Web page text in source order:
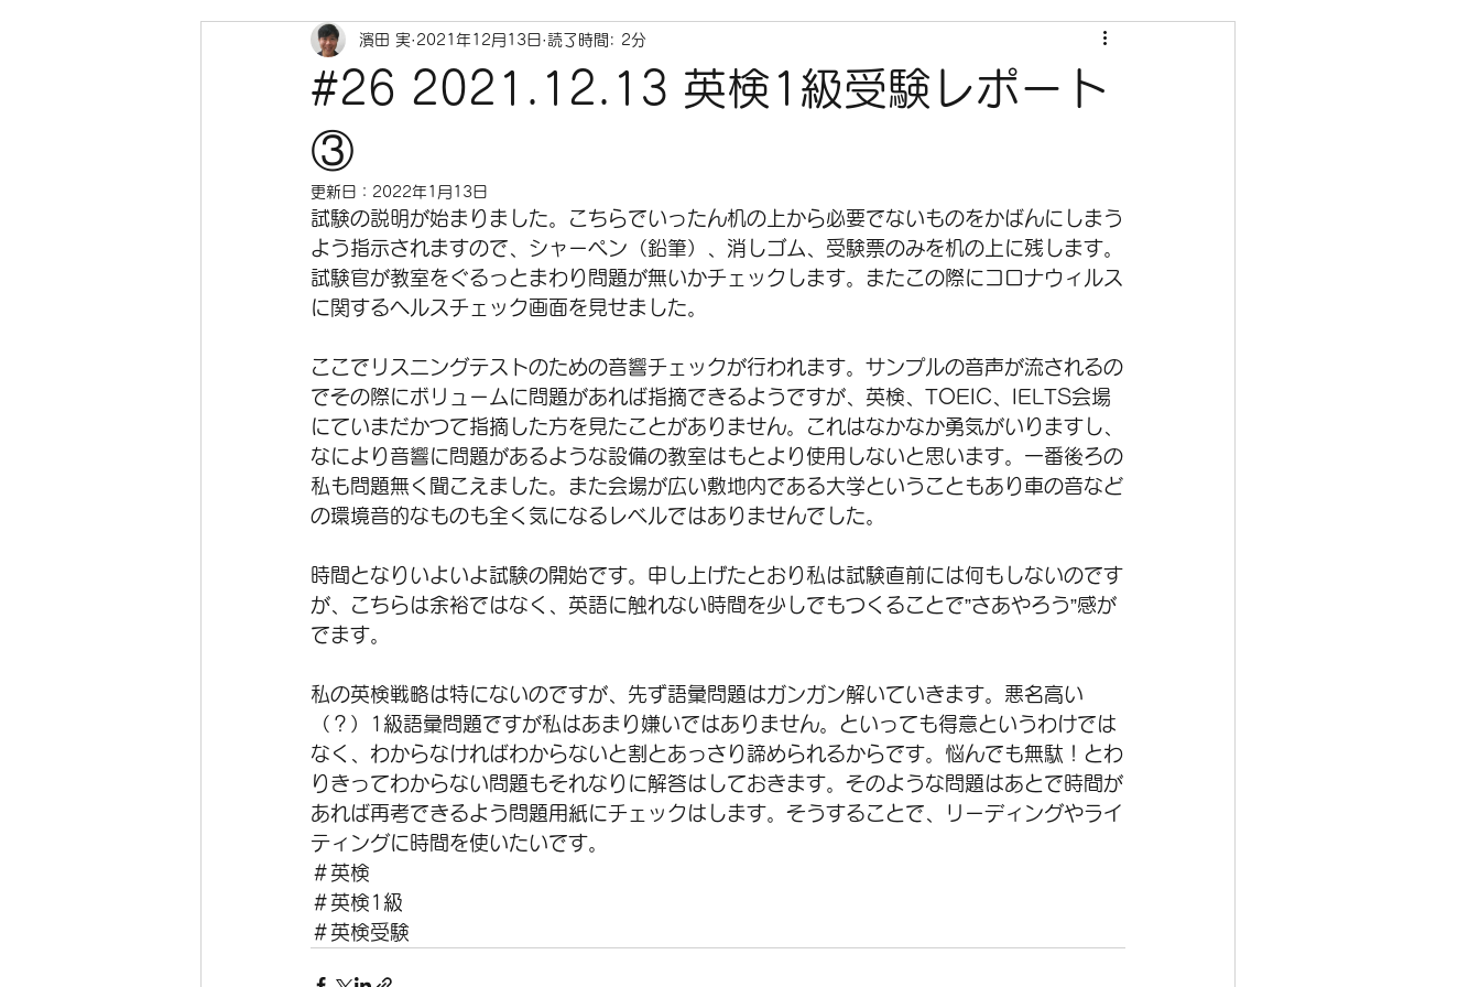
#26 2021.12.13 英検1級受験レポート
③
濱田 実 2021年12月13日 読了時間: 2分
更新日： 2022年1月13日
試験の説明が始まりました。こちらでいったん机の上から必要でないものをかばんにしまう
よう指示されますので、シャーペン（鉛筆）、消しゴム、受験票のみを机の上に残します。
試験官が教室をぐるっとまわり問題が無いかチェックします。またこの際にコロナウィルス
に関するヘルスチェック画面を見せました。
ここでリスニングテストのための音響チェックが行われます。サンプルの音声が流されるの
でその際にボリュームに問題があれば指摘できるようですが、英検、TOEIC、IELTS会場
にていまだかつて指摘した方を見たことがありません。これはなかなか勇気がいりますし、
なにより音響に問題があるような設備の教室はもとより使用しないと思います。一番後ろの
私も問題無く聞こえました。また会場が広い敷地内である大学ということもあり車の音など
の環境音的なものも全く気になるレベルではありませんでした。
時間となりいよいよ試験の開始です。申し上げたとおり私は試験直前には何もしないのです
が、こちらは余裕ではなく、英語に触れない時間を少しでもつくることで”さあやろう”感が
でます。
私の英検戦略は特にないのですが、先ず語彙問題はガンガン解いていきます。悪名高い
（？）1級語彙問題ですが私はあまり嫌いではありません。といっても得意というわけでは
なく、わからなければわからないと割とあっさり諦められるからです。悩んでも無駄！とわ
りきってわからない問題もそれなりに解答はしておきます。そのような問題はあとで時間が
あれば再考できるよう問題用紙にチェックはします。そうすることで、リーディングやライ
ティングに時間を使いたいです。
＃英検
＃英検1級
＃英検受験